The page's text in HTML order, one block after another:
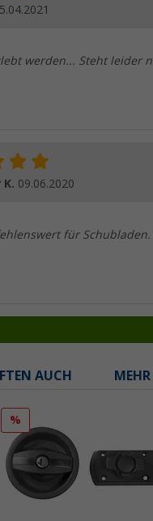
werden... Steht leider
09.06.2020
für Schubladen.
AUCH
%